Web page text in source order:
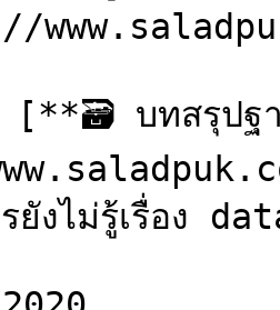
[**🗃️ บทสรุปฐ
งไม่รู้เรื่อง